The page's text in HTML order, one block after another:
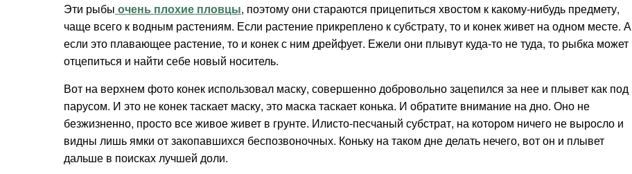
Эти рыбы очень плохие пловцы, поэтому они стараются прицепиться хвостом к какому-нибудь предмету,
чаще всего к водным растениям. Если растение прикреплено к субстрату, то и конек живет на одном месте. А
если это плавающее растение, то и конек с ним дрейфует. Ежели они плывут куда-то не туда, то рыбка может
отцепиться и найти себе новый носитель.
Вот на верхнем фото конек использовал маску, совершенно добровольно зацепился за нее и плывет как под
парусом. И это не конек таскает маску, это маска таскает конька. И обратите внимание на дно. Оно не
безжизненно, просто все живое живет в грунте. Илисто-песчаный субстрат, на котором ничего не выросло и
видны лишь ямки от закопавшихся беспозвоночных. Коньку на таком дне делать нечего, вот он и плывет
дальше в поисках лучшей доли.